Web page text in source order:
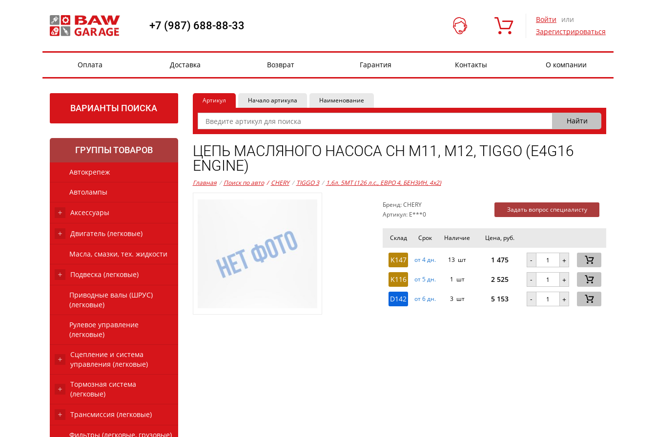
+7 (987) 688-88-33 Войти
или
Зарегистрироваться
Оплата Доставка Возврат Гарантия Контакты О компании
ВАРИАНТЫ ПОИСКА
ГРУППЫ ТОВАРОВ
Автокрепеж
Автолампы
Аксессуары
Двигатель (легковые)
Масла, смазки, тех. жидкости
Подвеска (легковые)
Приводные валы (ШРУС)
(легковые)
Рулевое управление
(легковые)
Сцепление и система
управления (легковые)
Тормозная система
(легковые)
Трансмиссия (легковые)
Фильтры (легковые, грузовые)
Артикул Начало артикула Наименование
ЦЕПЬ МАСЛЯНОГО НАСОСА CH M11, M12, TIGGO (E4G16
ENGINE)
Главная / Поиск по авто / CHERY / TIGGO 3 / 1,6л. 5MT (126 л.с., ЕВРО 4, БЕНЗИН, 4x2)
Бренд: CHERY
Артикул: E***0
Задать вопрос специалисту
Склад Срок Наличие Цена, руб.
K147 от 4 дн. 13 шт 1 475 - +
K116 от 5 дн. 1 шт 2 525 - +
D142 от 6 дн. 3 шт 5 153 - +